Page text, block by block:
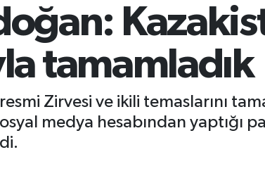
tamamladık
Zirvesi ve ikili temaslarını
medya hesabından yaptığı